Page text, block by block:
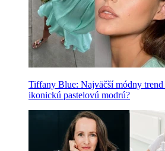
Tiffany Blue: Najväčší módny
ikonickú pastelovú modrú?